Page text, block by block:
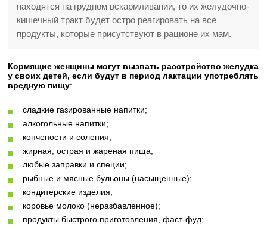
находятся на грудном вскармливании, то их желудочно-
кишечный тракт будет остро реагировать на все
продукты, которые присутствуют в рационе их мам.
Кормящие женщины могут вызвать расстройство желудка
у своих детей, если будут в период лактации употреблять
вредную пищу:
сладкие газированные напитки;
алкогольные напитки;
копчености и соления;
жирная, острая и жареная пища;
любые заправки и специи;
рыбные и мясные бульоны (насыщенные);
кондитерские изделия;
коровье молоко (неразбавленное);
продукты быстрого приготовления, фаст-фуд;